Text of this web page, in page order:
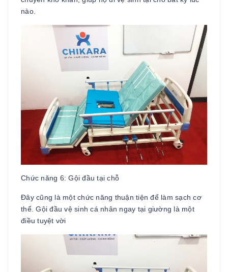
nào.
Chức năng 6: Gội đầu tại chỗ
Đây cũng là một chức năng thuận tiện để làm sạch cơ
thể. Gội đầu vệ sinh cá nhân ngay tại giường là một
điều tuyệt vời